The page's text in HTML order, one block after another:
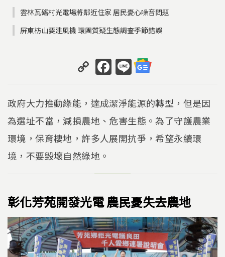
雲林瓦磘村光電場將鄰近住家 居民憂心噪音問題
屏東枋山要建風機 環團質疑生態調查季節錯誤
C
o
p
y
Li
n
k
F
a
c
e
b
o
k
Li
n
e
政府大力推動綠能，達成潔淨能源的轉型，但是因
為選址不當，減損農地、危害生態。為了守護農業
環境，保育棲地，許多人展開抗爭，希望永續環
境，不要毀壞自然綠地。
彰化芳苑開發光電 農民憂失去農地